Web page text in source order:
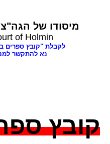
מיסודו של הגה"צ
of Holmin
לקבלת "קובץ ספרים בעניני כשרות" 16
נא להתקשר
קובץ